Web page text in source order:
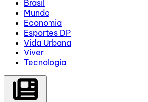
Brasil
Mundo
Economia
Esportes DP
Vida Urbana
Viver
Tecnologia